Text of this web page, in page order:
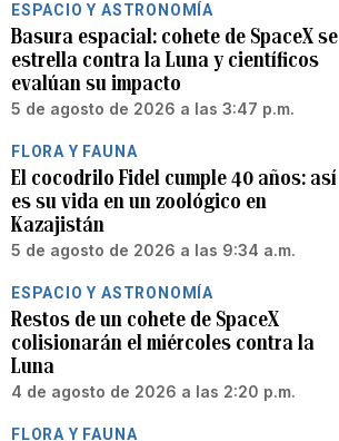
ESPACIO Y ASTRONOMÍA
Basura espacial: cohete de SpaceX se
estrella contra la Luna y científicos
evalúan su impacto
5 de agosto de 2026 a las 3:47 p.m.
FLORA Y FAUNA
El cocodrilo Fidel cumple 40 años: así
es su vida en un zoológico en
Kazajistán
5 de agosto de 2026 a las 9:34 a.m.
ESPACIO Y ASTRONOMÍA
Restos de un cohete de SpaceX
colisionarán el miércoles contra la
Luna
4 de agosto de 2026 a las 2:20 p.m.
FLORA Y FAUNA